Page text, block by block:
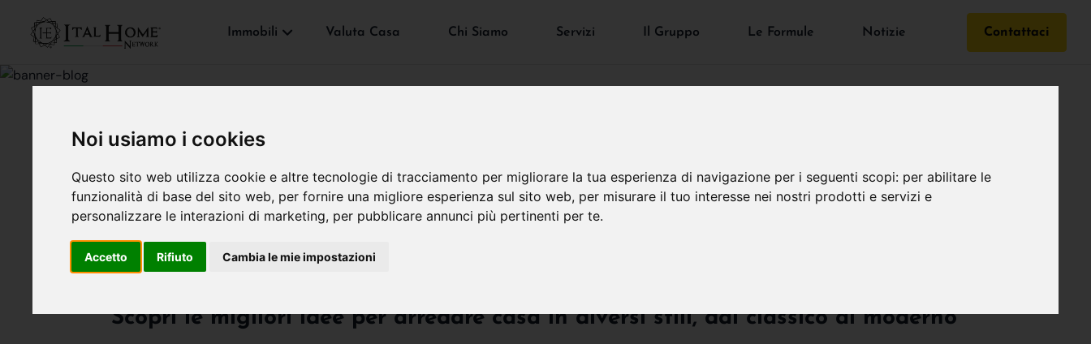
Noi usiamo i cookies
Questo sito web utilizza cookie e altre tecnologie di tracciamento per migliorare la tua esperienza di navigazione per i seguenti scopi: per abilitare le
funzionalità di base del sito web, per fornire una migliore esperienza sul sito web, per misurare il tuo interesse nei nostri prodotti e servizi e
personalizzare le interazioni di marketing, per pubblicare annunci più pertinenti per te.
Accetto Rifiuto Cambia le mie impostazioni
Immobili Valuta Casa Chi Siamo Servizi Il Gruppo Le Formule Notizie Contattaci
Idee Per Arredare Casa In Diversi Stili
Ital Home 01 dicembre
Scopri le migliori idee per arredare casa in diversi stili, dal classico al moderno